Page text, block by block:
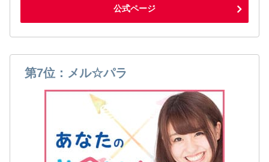
公式ページ
第7位：メル☆パラ